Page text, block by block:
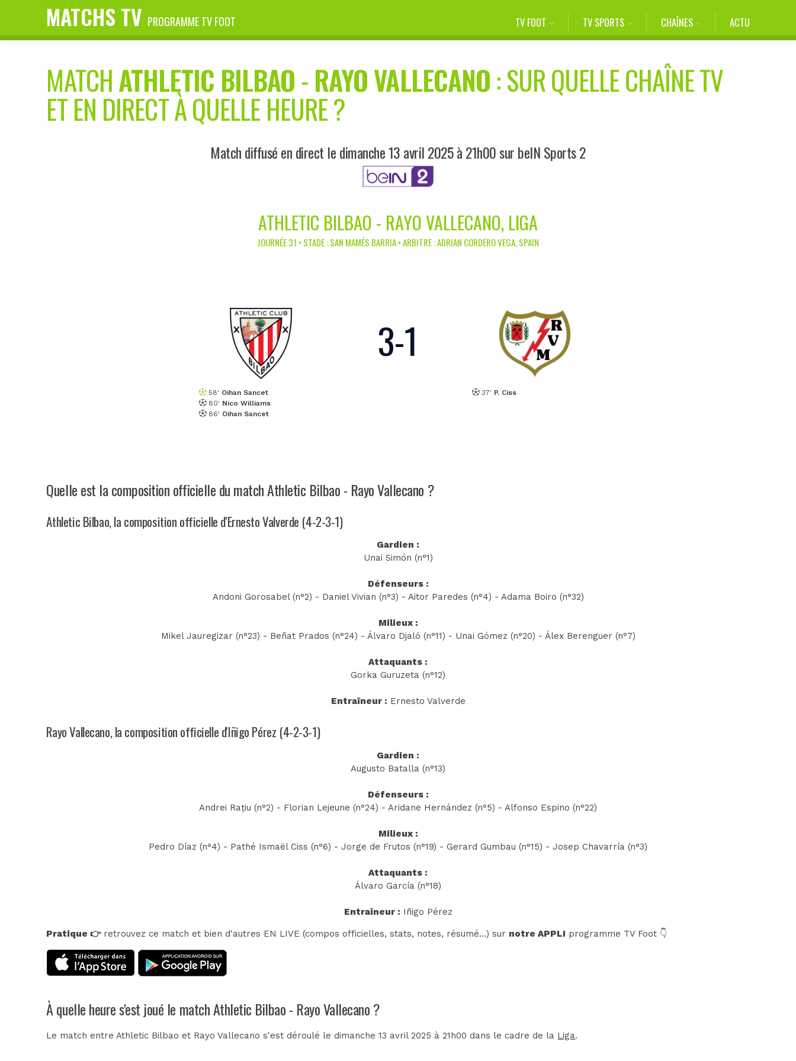
MATCHS TV PROGRAMME TV FOOT TV FOOT TV SPORTS CHAÎNES ACTU
MATCHATHLETIC BILBAO-RAYO VALLECANO: SUR QUELLE CHAÎNE TV
ET EN DIRECT À QUELLE HEURE ?
Match diffusé en direct le dimanche 13 avril 2025 à 21h00 sur beIN Sports 2
ATHLETIC BILBAO - RAYO VALLECANO, LIGA
JOURNÉE 31 • STADE : SAN MAMÉS BARRIA • ARBITRE : ADRIAN CORDERO VEGA, SPAIN
58' Oihan Sancet
80' Nico Williams
86' Oihan Sancet
3-1
37' P. Ciss
Quelle est la composition officielle du match Athletic Bilbao - Rayo Vallecano ?
Athletic Bilbao, la composition officielle d'Ernesto Valverde (4-2-3-1)
Gardien :
Unai Simón (n°1)
Défenseurs :
Andoni Gorosabel (n°2) - Daniel Vivian (n°3) - Aitor Paredes (n°4) - Adama Boiro (n°32)
Milieux :
Mikel Jauregizar (n°23) - Beñat Prados (n°24) - Álvaro Djaló (n°11) - Unai Gómez (n°20) - Álex Berenguer (n°7)
Attaquants :
Gorka Guruzeta (n°12)
Entraîneur : Ernesto Valverde
Rayo Vallecano, la composition officielle d'Iñigo Pérez (4-2-3-1)
Gardien :
Augusto Batalla (n°13)
Défenseurs :
Andrei Rațiu (n°2) - Florian Lejeune (n°24) - Aridane Hernández (n°5) - Alfonso Espino (n°22)
Milieux :
Pedro Díaz (n°4) - Pathé Ismaël Ciss (n°6) - Jorge de Frutos (n°19) - Gerard Gumbau (n°15) - Josep Chavarría (n°3)
Attaquants :
Álvaro García (n°18)
Entraîneur : Iñigo Pérez
Pratique 👉retrouvez ce match et bien d'autres EN LIVE (compos officielles, stats, notes, résumé...) sur notre APPLI programme TV Foot 👇
À quelle heure s'est joué le match Athletic Bilbao - Rayo Vallecano ?
Le match entre Athletic Bilbao et Rayo Vallecano s'est déroulé le dimanche 13 avril 2025 à 21h00 dans le cadre de la Liga.